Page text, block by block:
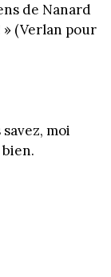
de Nanard
» (Verlan pour
moi